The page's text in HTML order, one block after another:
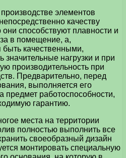
элементов
качеству
способствуют плавности и
в помещение, а,
качественными,
нагрузки и при
производительность при
Предварительно, перед
выполняется его
предмет работоспособности,
гарантию.
места на территории
полностью выполнить все
своеобразный дизайн
монтировать специальную